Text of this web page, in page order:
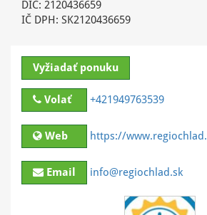
DIČ: 2120436659
IČ DPH: SK2120436659
Vyžiadať ponuku
Volať +421949763539
Web https://
Email info@regiochlad.sk